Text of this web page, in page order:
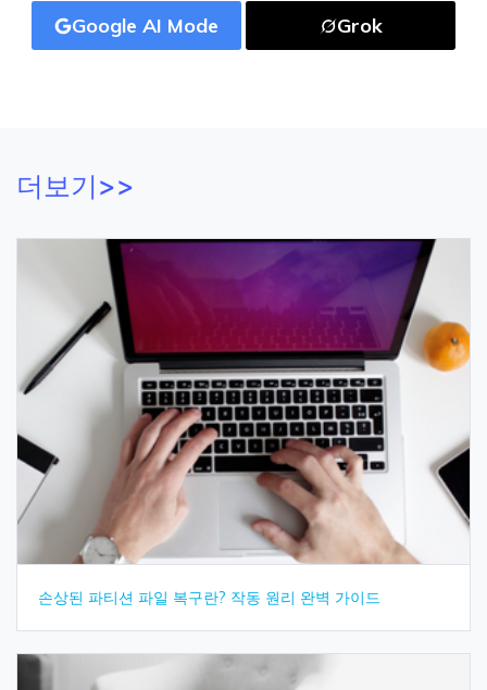
Google AI Mode Grok
더보기>>
손상된 파티션 파일 복구란? 작동 원리 완벽 가이드